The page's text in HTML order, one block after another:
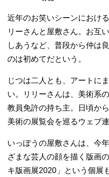
近年のお笑いシーンにおけ
リーさんと屋敷さん。お互
しあうなど、普段から仲は
のは初めてだという。
じつは二人とも、アートに
い。リリーさんは、美術系
教員免許の持ち主。日頃か
美術の展覧会を巡るウェブ
いっぽうの屋敷さんは、今
ざまな芸人の顔を描く版画
キ版画展2020」という個展